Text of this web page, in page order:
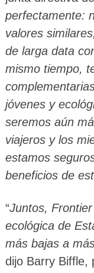
perfectamente:
valores
de larga data
mismo tiempo,
jóvenes y
seremos aún
viajeros y los
estamos
beneficios de
“Juntos,
ecológica de
más bajas a
dijo Barry Biffle,